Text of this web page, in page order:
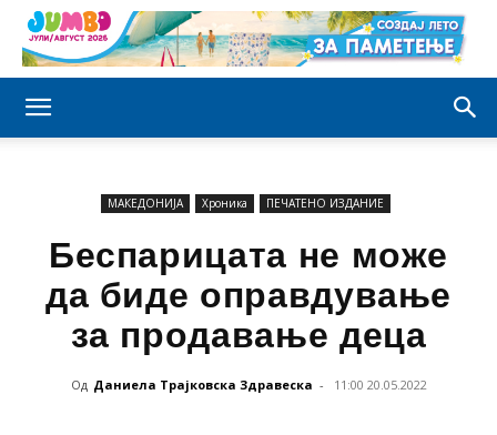
МАКЕДОНИЈА Хроника ПЕЧАТЕНО ИЗДАНИЕ
Беспарицата не може
да биде оправдување
за продавање деца
Од Даниела Трајковска Здравеска - 11:00 20.05.2022